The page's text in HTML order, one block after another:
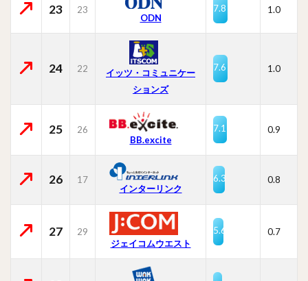
23 23
ODN
7.8 1.0
24 22
イッツ・コミュニケー
ションズ
7.6 1.0
25
26
BB.excite
7.1 0.9
26
17
インターリンク
6.3 0.8
27
29
ジェイコムウエスト
5.6 0.7